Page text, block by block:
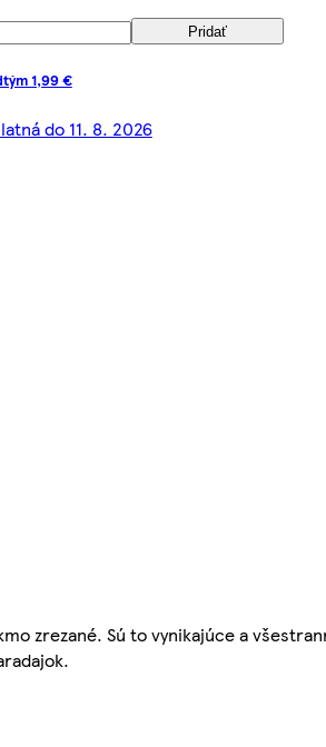
Pridať
1,99 €
do 11. 8. 2026
zrezané. Sú to vynikajúce a